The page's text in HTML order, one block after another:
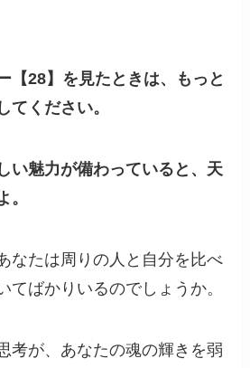
【28】を見たときは、もっと
てください。
い魅力が備わっていると、天
。
なたは周りの人と自分を比べ
てばかりいるのでしょうか。
考が、あなたの魂の輝きを弱